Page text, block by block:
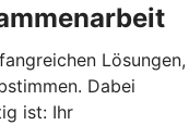
Lösungen,
Dabei
ist: Ihr